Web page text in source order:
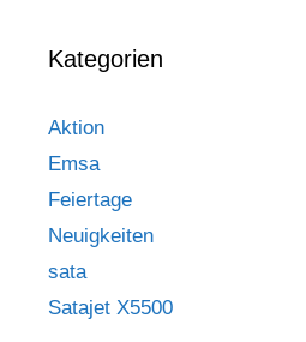
Kategorien
Aktion
Emsa
Feiertage
Neuigkeiten
sata
Satajet X5500